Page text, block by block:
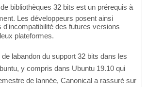
de bibliothèques 32 bits est un prérequis à
Les développeurs posent ainsi
d'incompatibilité des futures versions
plateformes.
de labandon du support 32 bits dans les
y compris dans Ubuntu 19.10 qui
de lannée, Canonical a rassuré sur